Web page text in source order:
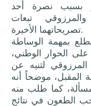
بسبب نصرة أحد
تبعات
تصريحاتهما الأخيرة.
بمهمة الوساطة
الحوار الوطني،
لثنيه عن
المقبل، موضحاً أنه
كما طلب منه
الطعون في نتائج